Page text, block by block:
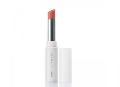
でも、ただ隠すだけでなく、乾きや
ーします。【ラスティング効果】皮
脂選択テカリ防止成分(*5)テカリの
主成分を選択的に吸収し、うるおい
はしっかり残すことでカバー力を保
軽やかに描けます。ペンシルの後ろ
にはスクリューブラシが付いている
ませたり、ラインをぼかしたりと大
んわり眉に仕上がります。※中身を
取り替えられるリフィルをご用意し
ています。* ダイマージリノール酸